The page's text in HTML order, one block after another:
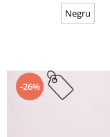
Negru
-26%